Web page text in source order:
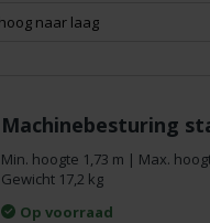
prijs:
Machinebesturing
Min. hoogte 1,73 m | Max.
Gewicht 17,2 kg
Op voorraad